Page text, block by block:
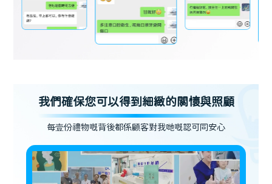
我們確保您可以得到細緻的關懷與照顧
每壹份禮物嘅背後都係顧客對我哋嘅認可同安心